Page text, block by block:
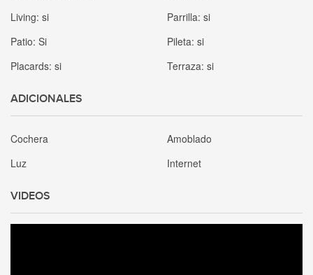
Living: si Parrilla: si
Patio: Si Pileta: si
Placards: si Terraza: si
ADICIONALES
Cochera
Amoblado
Luz
Internet
VIDEOS